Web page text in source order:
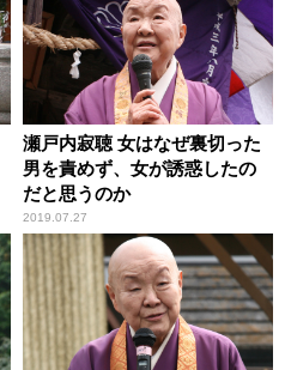
瀬戸内寂聴 女はなぜ裏切った
男を責めず、女が誘惑したの
だと思うのか
2019.07.27